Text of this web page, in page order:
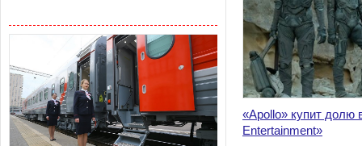
«Apollo» купит долю
Entertainment»